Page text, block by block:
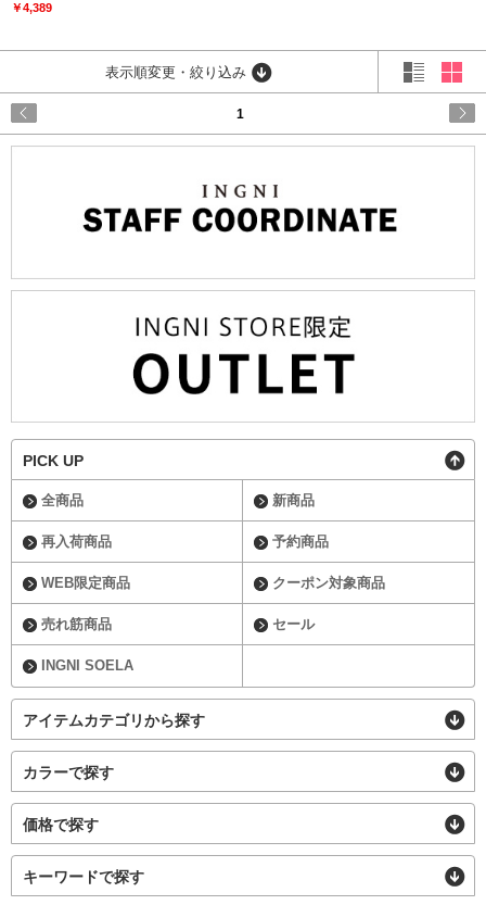
￥4,389
表示順変更・絞り込み
1
PICK UP
全商品 新商品
再入荷商品 予約商品
WEB限定商品 クーポン対象商品
売れ筋商品 セール
INGNI SOELA
アイテムカテゴリから探す
カラーで探す
価格で探す
キーワードで探す